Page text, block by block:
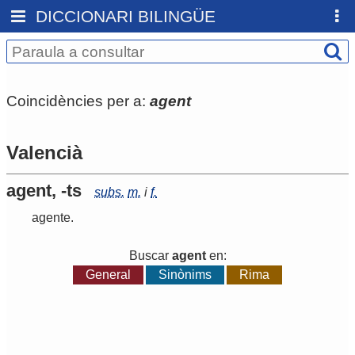
DICCIONARI BILINGÜE
Coincidències per a: agent
Valencià
agent, -ts subs. m. i f.
agente.
Buscar agenten:
General
Sinònims Rima